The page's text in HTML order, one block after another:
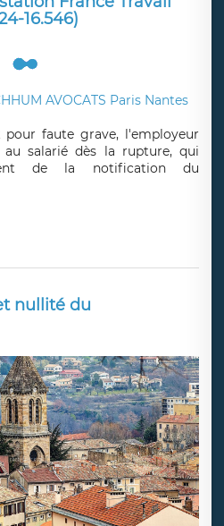
16.546)
salarié dès la rupture, qui
de la notification du
nullité du